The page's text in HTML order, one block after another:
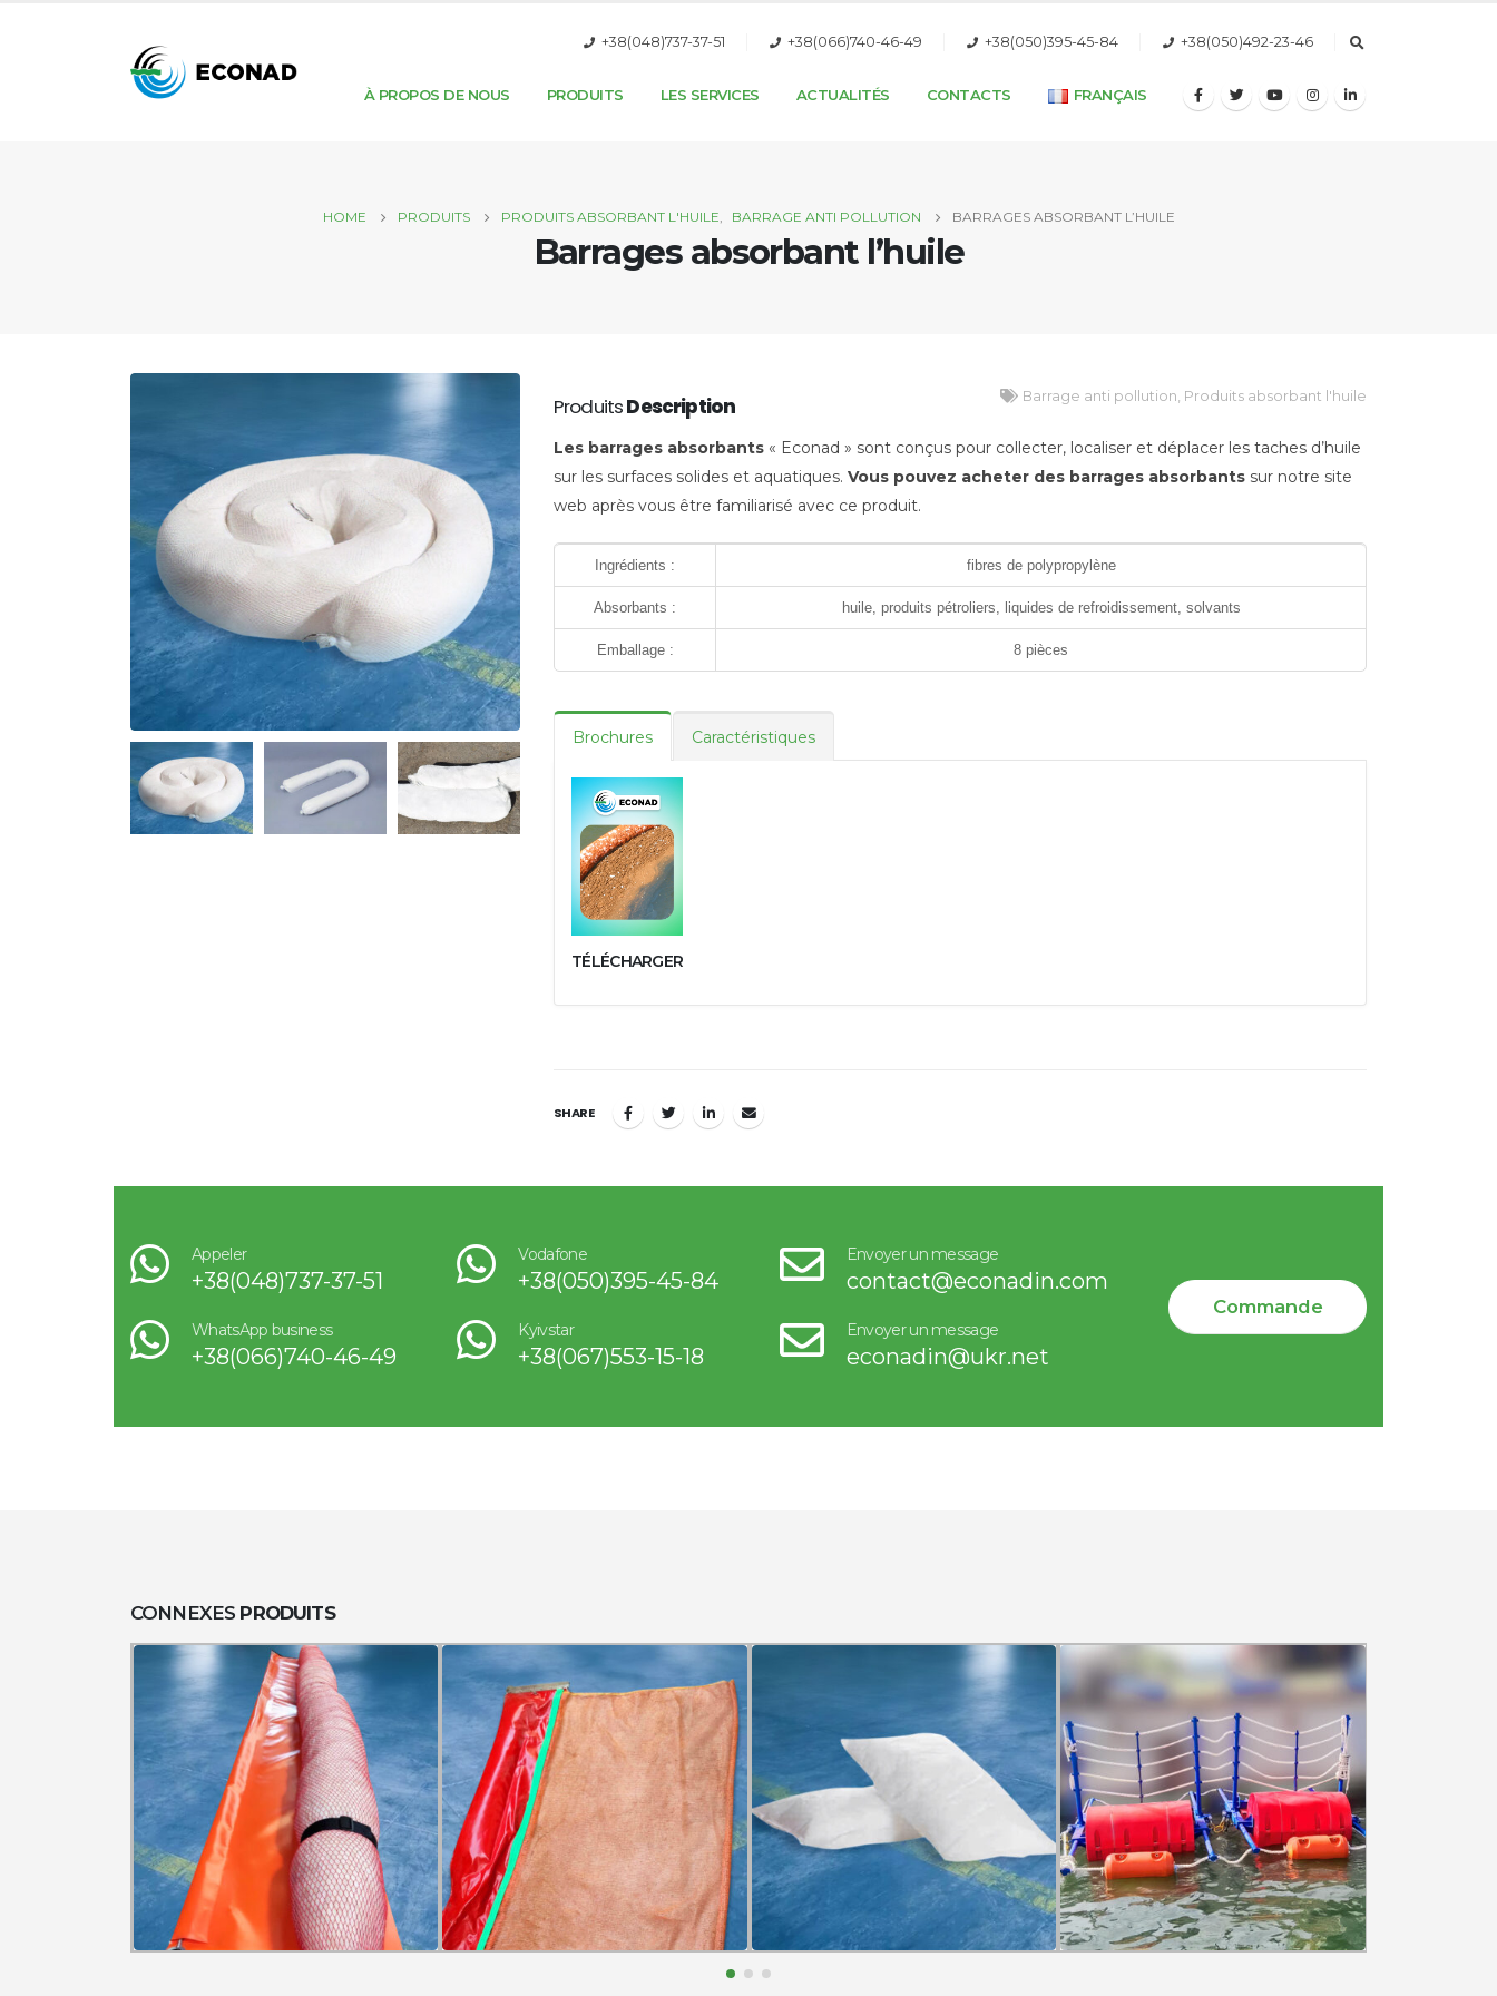
+38(048)737-37-51 +38(066)740-46-49 +38(050)395-45-84 +38(050)492-23-46
À PROPOS DE NOUS PRODUITS LES SERVICES ACTUALITÉS CONTACTS FRANÇAIS
HOME PRODUITS PRODUITS ABSORBANT L'HUILE, BARRAGE ANTI POLLUTION BARRAGES ABSORBANT L’HUILE
Barrages absorbant l’huile
ProduitsDescription Barrage anti pollution, Produits absorbant l'huile
Les barrages absorbants « Econad » sont conçus pour collecter, localiser et déplacer les taches d’huile
sur les surfaces solides et aquatiques. Vous pouvez acheter des barrages absorbants sur notre site
web après vous être familiarisé avec ce produit.
Ingrédients : fibres de polypropylène
Absorbants : huile, produits pétroliers, liquides de refroidissement, solvants
Emballage : 8 pièces
Brochures Caractéristiques
TÉLÉCHARGER
SHARE
Appeler
+38(048)737-37-51
WhatsApp business
+38(066)740-46-49
Vodafone
+38(050)395-45-84
Kyivstar
+38(067)553-15-18
Envoyer un message
contact@econadin.com
Envoyer un message
econadin@ukr.net
Commande
CONNEXES PRODUITS